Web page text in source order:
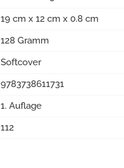
19 cm x 12 cm x 0.8 cm
128 Gramm
Softcover
9783738611731
1. Auflage
112